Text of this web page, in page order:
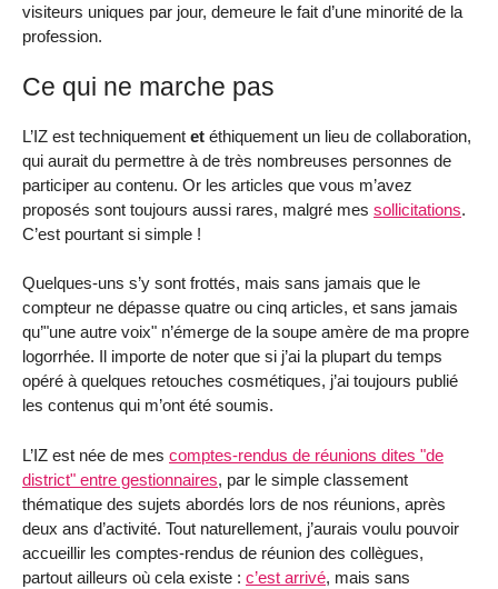
visiteurs uniques par jour, demeure le fait d’une minorité de la
profession.
Ce qui ne marche pas
L’IZ est techniquement et éthiquement un lieu de collaboration,
qui aurait du permettre à de très nombreuses personnes de
participer au contenu. Or les articles que vous m’avez
proposés sont toujours aussi rares, malgré mes sollicitations.
C’est pourtant si simple !
Quelques-uns s’y sont frottés, mais sans jamais que le
compteur ne dépasse quatre ou cinq articles, et sans jamais
qu’"une autre voix" n’émerge de la soupe amère de ma propre
logorrhée. Il importe de noter que si j’ai la plupart du temps
opéré à quelques retouches cosmétiques, j’ai toujours publié
les contenus qui m’ont été soumis.
L’IZ est née de mes comptes-rendus de réunions dites "de
district" entre gestionnaires, par le simple classement
thématique des sujets abordés lors de nos réunions, après
deux ans d’activité. Tout naturellement, j’aurais voulu pouvoir
accueillir les comptes-rendus de réunion des collègues,
partout ailleurs où cela existe : c’est arrivé, mais sans